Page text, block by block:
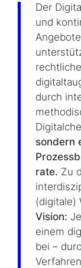
Der
und
durch
sondern
ra­te. Zu
(digitale)
Vision:
einem
bei –